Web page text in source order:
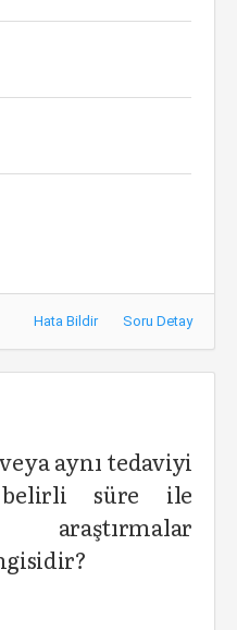
Hata Bildir Soru Detay
aynı tedaviyi
belirli süre ile